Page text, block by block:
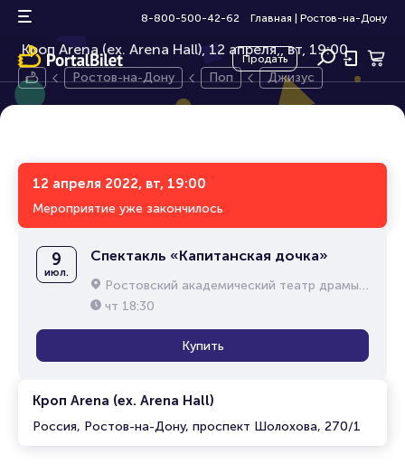
8-800-500-42-62 Главная Ростов-на-Дону
Продать
Джизус
Кроп Arena (ex. Arena Hall), 12 апреля, вт, 19:00
Ростов-на-Дону Поп Джизус
12 апреля 2022, вт, 19:00
Мероприятие уже закончилось
Кроп Arena (ex. Arena Hall)
Россия, Ростов-на-Дону, проспект Шолохова, 270/1
9
июл.
Спектакль «Капитанская дочка»
Ростовский академический театр драмы им. М.Горького
чт 18:30
Купить